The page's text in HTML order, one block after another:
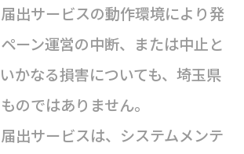
出サービスの動作環境により発
ーン運営の中断、または中止と
かなる損害についても、埼玉県
のではありません。
出サービスは、システムメンテ